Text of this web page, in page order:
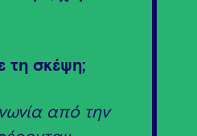
τη σκέψη;
από την